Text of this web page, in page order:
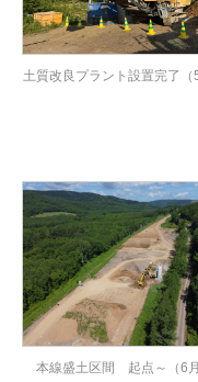
土質改良プラント設置完了（5
本線盛土区間 起点～（6月